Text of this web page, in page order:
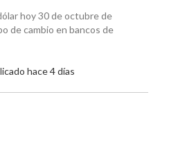
hoy 30 de octubre de
de cambio en bancos de
hace 4 días